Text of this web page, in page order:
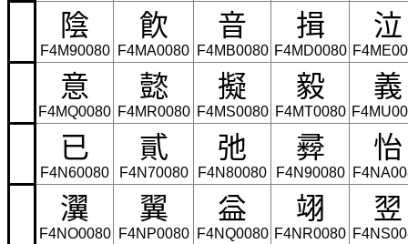
陰
F4M90080
飮
F4MA0080
音
F4MB0080
揖
F4MD0080
泣
意
F4MQ0080
懿
F4MR0080
擬
F4MS0080
毅
F4MT0080
義
已
F4N60080
貳
F4N70080
弛
F4N80080
彛
F4N90080
怡
瀷
F4NO0080
翼
F4NP0080
益
F4NQ0080
翊
F4NR0080
翌